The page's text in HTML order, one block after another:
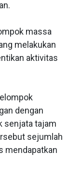
massa
melakukan
aktivitas
dengan
senjata tajam
sejumlah
mendapatkan